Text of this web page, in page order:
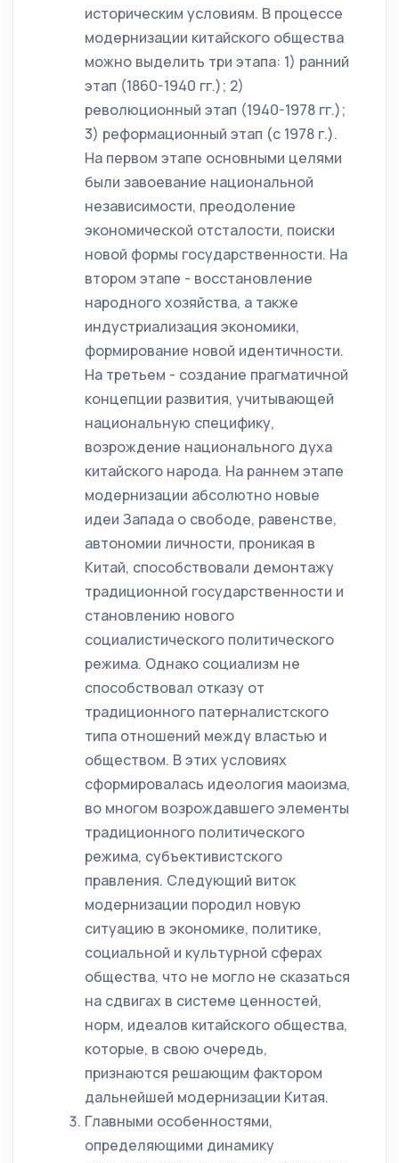
историческим условиям. В процессе
модернизации китайского общества
можно выделить три этапа: 1) ранний
этап (1860-1940 гг.); 2)
революционный этап (1940-1978 гг.);
3) реформационный этап (с 1978 г.).
На первом этапе основными целями
были завоевание национальной
независимости, преодоление
экономической отсталости, поиски
новой формы государственности. На
втором этапе - восстановление
народного хозяйства, а также
индустриализация экономики,
формирование новой идентичности.
На третьем - создание прагматичной
концепции развития, учитывающей
национальную специфику,
возрождение национального духа
китайского народа. На раннем этапе
модернизации абсолютно новые
идеи Запада о свободе, равенстве,
автономии личности, проникая в
Китай, способствовали демонтажу
традиционной государственности и
становлению нового
социалистического политического
режима. Однако социализм не
способствовал отказу от
традиционного патерналистского
типа отношений между властью и
обществом. В этих условиях
сформировалась идеология маоизма,
во многом возрождавшего элементы
традиционного политического
режима, субъективистского
правления. Следующий виток
модернизации породил новую
ситуацию в экономике, политике,
социальной и культурной сферах
общества, что не могло не сказаться
на сдвигах в системе ценностей,
норм, идеалов китайского общества,
которые, в свою очередь,
признаются решающим фактором
дальнейшей модернизации Китая.
Главными особенностями,
определяющими динамику